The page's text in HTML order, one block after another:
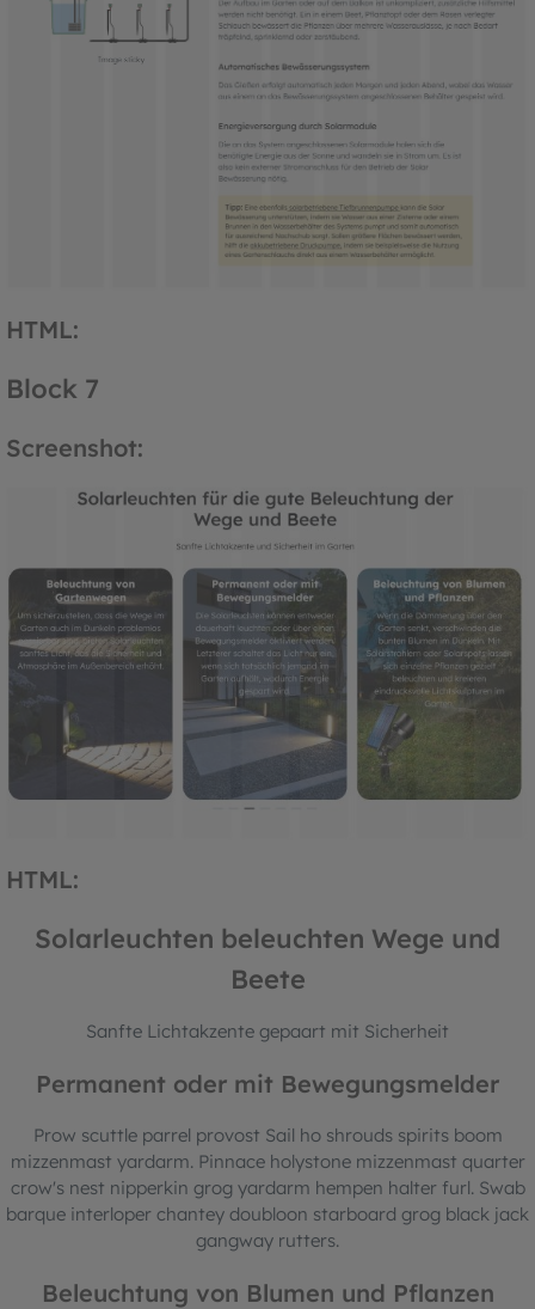
HTML:
Block 7
Screenshot:
HTML:
Solarleuchten beleuchten Wege und
Beete
Sanfte Lichtakzente gepaart mit Sicherheit
Permanent oder mit Bewegungsmelder
Prow scuttle parrel provost Sail ho shrouds spirits boom
mizzenmast yardarm. Pinnace holystone mizzenmast quarter
crow's nest nipperkin grog yardarm hempen halter furl. Swab
barque interloper chantey doubloon starboard grog black jack
gangway rutters.
Beleuchtung von Blumen und Pflanzen